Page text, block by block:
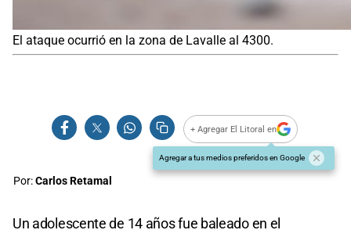
El ataque ocurrió en la zona de Lavalle al 4300.
+ Agregar El Litoral en
Agregar a tus medios preferidos en Google
Por:Carlos Retamal
Un adolescente de 14 años fue baleado en el